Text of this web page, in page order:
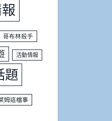
哥布林殺手
活動情報
題
姆這檔事